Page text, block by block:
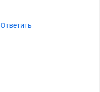
Ответить